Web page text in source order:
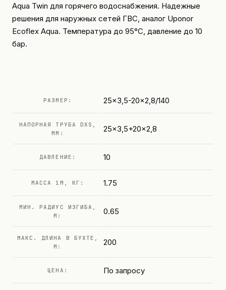
Aqua Twin для горячего водоснабжения. Надежные
решения для наружных сетей ГВС, аналог Uponor
Ecoflex Aqua. Температура до 95°C, давление до 10
бар.
РАЗМЕР: 25x3,5-20x2,8/140
НАПОРНАЯ ТРУБА DXS,
ММ:
25x3,5+20x2,8
ДАВЛЕНИЕ: 10
МАССА 1М, КГ: 1.75
МИН. РАДИУС ИЗГИБА,
М:
0.65
МАКС. ДЛИНА В БУХТЕ,
М:
200
ЦЕНА: По запросу